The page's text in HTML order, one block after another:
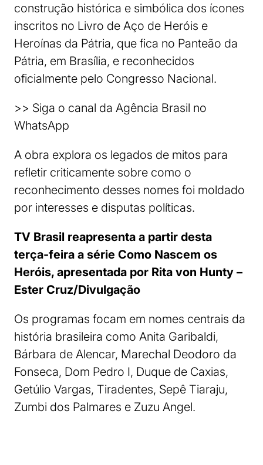
construção histórica e simbólica dos ícones
inscritos no Livro de Aço de Heróis e
Heroínas da Pátria, que fica no Panteão da
Pátria, em Brasília, e reconhecidos
oficialmente pelo Congresso Nacional.
>> Siga o canal da Agência Brasil no
WhatsApp
A obra explora os legados de mitos para
refletir criticamente sobre como o
reconhecimento desses nomes foi moldado
por interesses e disputas políticas.
TV Brasil reapresenta a partir desta
terça-feira a série Como Nascem os
Heróis, apresentada por Rita von Hunty –
Ester Cruz/Divulgação
Os programas focam em nomes centrais da
história brasileira como Anita Garibaldi,
Bárbara de Alencar, Marechal Deodoro da
Fonseca, Dom Pedro I, Duque de Caxias,
Getúlio Vargas, Tiradentes, Sepê Tiaraju,
Zumbi dos Palmares e Zuzu Angel.